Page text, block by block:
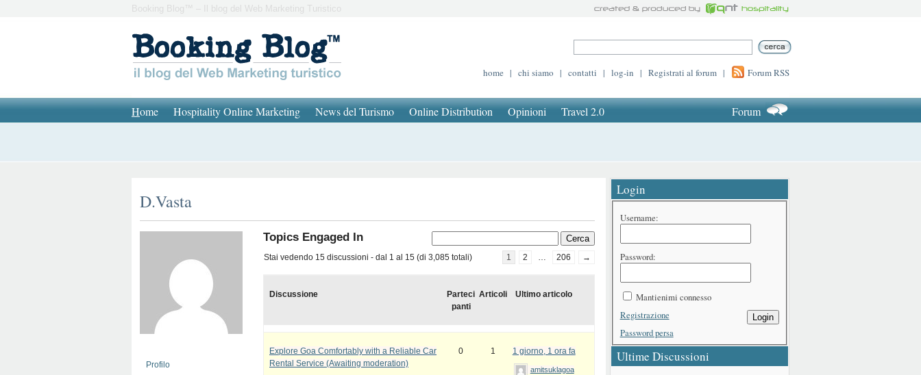
Booking Blog™ – Il blog del Web Marketing Turistico
home | chi siamo | contatti | log-in | Registrati al forum | Forum RSS
Home Hospitality Online Marketing News del Turismo Online Distribution Opinioni Travel 2.0 Forum
D.Vasta
Profilo
Topics Engaged In
Stai vedendo 15 discussioni - dal 1 al 15 (di 3,085 totali) 1 2 … 206 →
Discussione
Parteci
panti
Articoli Ultimo articolo
Explore Goa Comfortably with a Reliable Car
Rental Service (Awaiting moderation)
0 1 1 giorno, 1 ora fa
amitsuklagoa
Login
Username:
Password:
Mantienimi connesso
Login
Registrazione
Password persa
Ultime Discussioni